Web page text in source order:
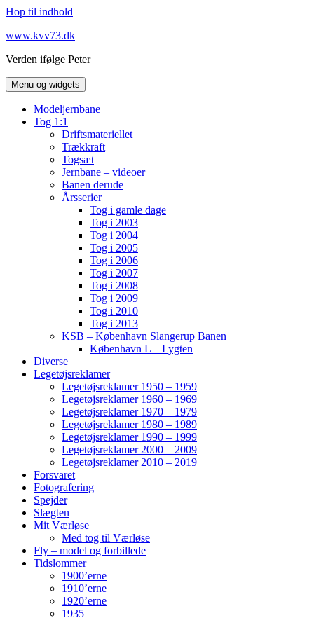
Hop til indhold
www.kvv73.dk
Verden ifølge Peter
Menu og widgets
Modeljernbane
Tog 1:1
Driftsmateriellet
Trækkraft
Togsæt
Jernbane – videoer
Banen derude
Årsserier
Tog i gamle dage
Tog i 2003
Tog i 2004
Tog i 2005
Tog i 2006
Tog i 2007
Tog i 2008
Tog i 2009
Tog i 2010
Tog i 2013
KSB – København Slangerup Banen
København L – Lygten
Diverse
Legetøjsreklamer
Legetøjsreklamer 1950 – 1959
Legetøjsreklamer 1960 – 1969
Legetøjsreklamer 1970 – 1979
Legetøjsreklamer 1980 – 1989
Legetøjsreklamer 1990 – 1999
Legetøjsreklamer 2000 – 2009
Legetøjsreklamer 2010 – 2019
Forsvaret
Fotografering
Spejder
Slægten
Mit Værløse
Med tog til Værløse
Fly – model og forbillede
Tidslommer
1900’erne
1910’erne
1920’erne
1935